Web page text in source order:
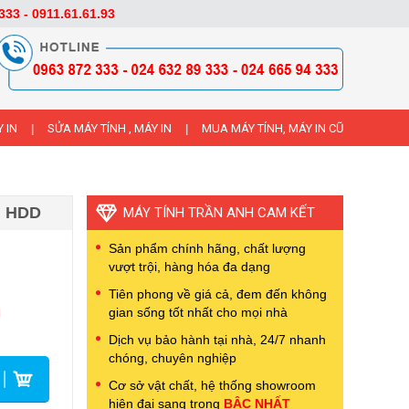
IN SỬA MÁY TÍNH , MÁY IN MUA MÁY TÍNH, MÁY IN CŨ
HDD MÁY TÍNH TRẦN ANH CAM KẾT
Sản phẩm chính hãng, chất lượng
vượt trội, hàng hóa đa dạng
Tiên phong về giá cả, đem đến không
gian sống tốt nhất cho mọi nhà
Dịch vụ bảo hành tại nhà, 24/7 nhanh
chóng, chuyên nghiệp
Cơ sở vật chất, hệ thống showroom
hiện đại sang trọng BẬC NHẤT
- 0911.61.61.93